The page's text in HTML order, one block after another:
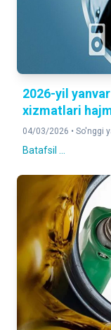
2026-yil
xizmatlari
04/03/2026 • So'nggi
Batafsil ...